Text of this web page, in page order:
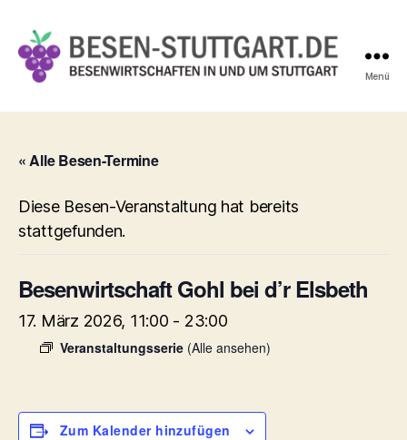
Stuttgart.de
Menü
« Alle Besen-Termine
Diese Besen-Veranstaltung hat bereits
stattgefunden.
Besenwirtschaft Gohl bei d’r Elsbeth
17. März 2026, 11:00 - 23:00
Veranstaltungsserie (Alle ansehen)
Zum Kalender hinzufügen